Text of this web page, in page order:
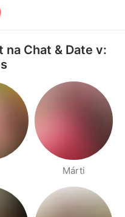
Chat & Date v:
Márti